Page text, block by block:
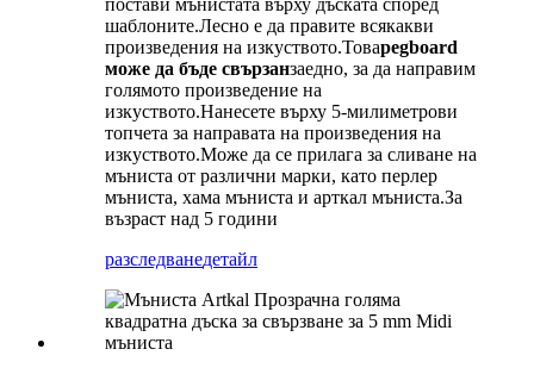
шаблоните.Лесно е да правите всякакви
произведения на изкуството.Товаpegboard
може да бъде свързанзаедно, за да направим
голямото произведение на
изкуството.Нанесете върху 5-милиметрови
топчета за направата на произведения на
изкуството.Може да се прилага за сливане на
мъниста от различни марки, като перлер
мъниста, хама мъниста и арткал мъниста.За
възраст над 5 години
разследванедетайл